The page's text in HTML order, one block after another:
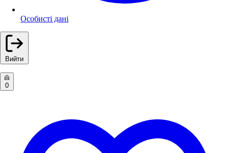
Особисті дані
Вийти
0